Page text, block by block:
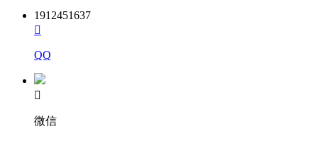
1912451637

QQ

微信